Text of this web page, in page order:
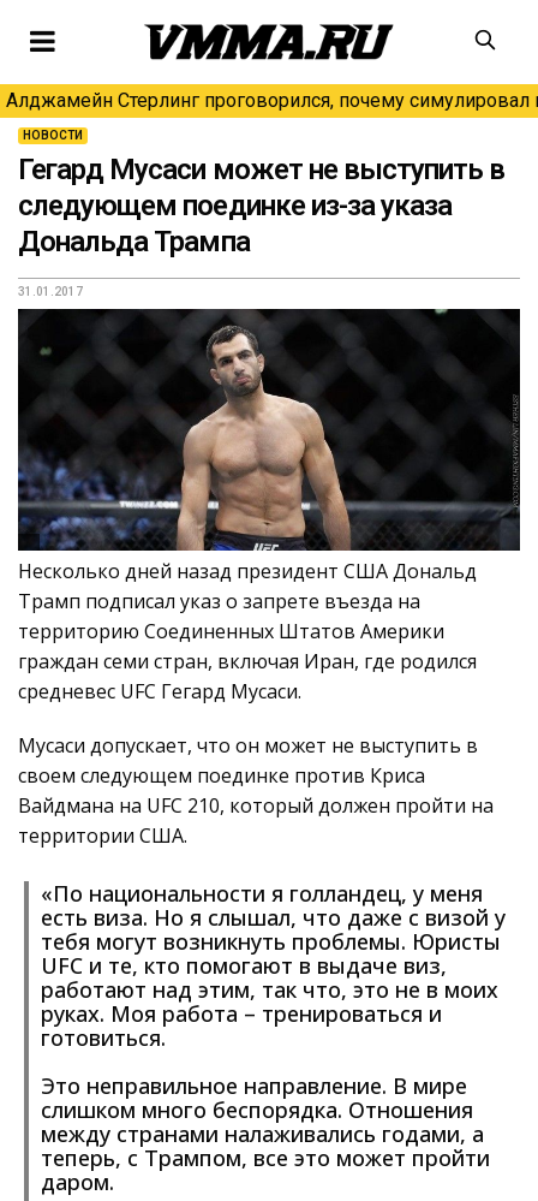
Алджамейн Стерлинг проговорился, почему симулировал
НОВОСТИ
Гегард Мусаси может не выступить в
следующем поединке из-за указа
Дональда Трампа
31.01.2017
Несколько дней назад президент США Дональд
Трамп подписал указ о запрете въезда на
территорию Соединенных Штатов Америки
граждан семи стран, включая Иран, где родился
средневес UFC Гегард Мусаси.
Мусаси допускает, что он может не выступить в
своем следующем поединке против Криса
Вайдмана на UFC 210, который должен пройти на
территории США.
«По национальности я голландец, у меня
есть виза. Но я слышал, что даже с визой у
тебя могут возникнуть проблемы. Юристы
UFC и те, кто помогают в выдаче виз,
работают над этим, так что, это не в моих
руках. Моя работа – тренироваться и
готовиться.
Это неправильное направление. В мире
слишком много беспорядка. Отношения
между странами налаживались годами, а
теперь, с Трампом, все это может пройти
даром.